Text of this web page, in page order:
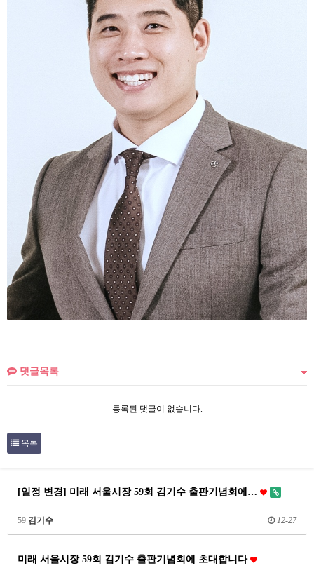
댓글목록
등록된 댓글이 없습니다.
목록
[일정 변경] 미래 서울시장 59회 김기수 출판기념회에…
59 김기수 12-27
미래 서울시장 59회 김기수 출판기념회에 초대합니다